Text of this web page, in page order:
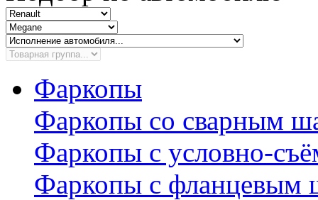
Фаркопы
Фаркопы со сварным
Фаркопы с условно-
Фаркопы с фланцевым